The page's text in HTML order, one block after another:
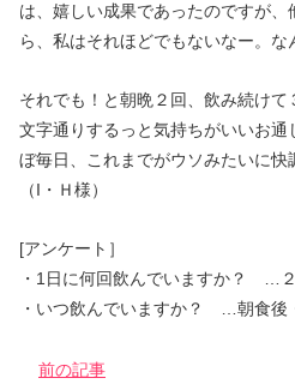
は、嬉しい成果であったのですが
ら、私はそれほどでもないなー。な
それでも！と朝晩２回、飲み続けて
文字通りするっと気持ちがいいお
ぼ毎日、これまでがウソみたいに快
（I・Ｈ様）
[アンケート］
・1日に何回飲んでいますか？ …
・いつ飲んでいますか？ …朝食後
前の記事